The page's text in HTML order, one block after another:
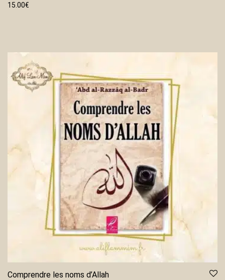
15.00€
Comprendre les noms d’Allah